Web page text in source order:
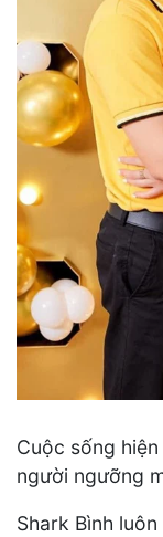
Cuộc sống
người ngưỡng
Shark Bình